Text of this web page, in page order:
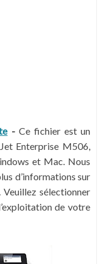
- Ce fichier est un
Enterprise M506,
et Mac. Nous
d’informations sur
sélectionner
de votre